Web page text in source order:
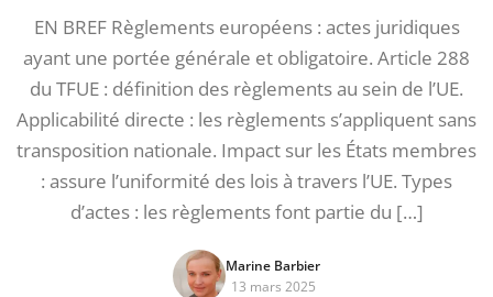
EN BREF Règlements européens : actes juridiques
ayant une portée générale et obligatoire. Article 288
du TFUE : définition des règlements au sein de l’UE.
Applicabilité directe : les règlements s’appliquent sans
transposition nationale. Impact sur les États membres
: assure l’uniformité des lois à travers l’UE. Types
d’actes : les règlements font partie du […]
Marine Barbier
13 mars 2025